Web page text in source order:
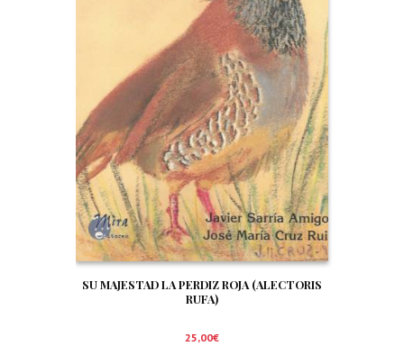
SU MAJESTAD LA PERDIZ ROJA (ALECTORIS
RUFA)
25,00€